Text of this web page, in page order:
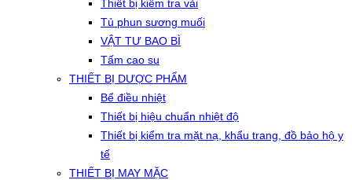
Thiết bị kiểm tra vải
Tủ phun sương muối
VẬT TƯ BAO BÌ
Tấm cao su
THIẾT BỊ DƯỢC PHẨM
Bể điều nhiệt
Thiết bị hiệu chuẩn nhiệt độ
Thiết bị kiểm tra mặt nạ, khẩu trang, đồ bảo hộ y
tế
THIẾT BỊ MAY MẶC